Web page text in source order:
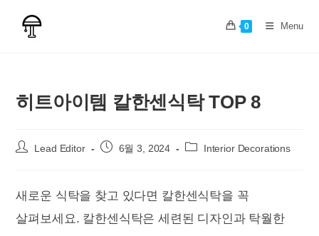
0 Menu
히트아이템 칼한센식탁 TOP 8
Post Lead Editor
Post6월 3, 2024
Post Interior Decorations
새로운 식탁을 찾고 있다면 칼한센식탁을 꼭
살펴보세요. 칼한센식탁은 세련된 디자인과 탁월한